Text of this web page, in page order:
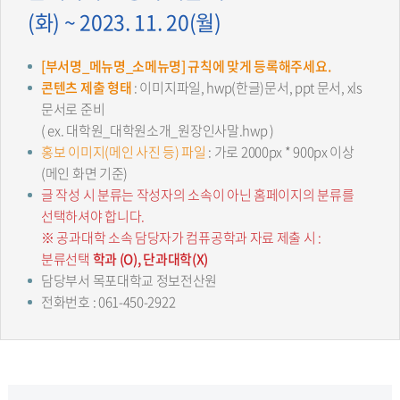
(화) ~ 2023. 11. 20(월)
[부서명_메뉴명_소메뉴명] 규칙에 맞게 등록해주세요.
콘텐츠 제출 형태: 이미지파일, hwp(한글)문서, ppt 문서, xls
문서로 준비
( ex. 대학원_대학원소개_원장인사말.hwp )
홍보 이미지(메인 사진 등) 파일 : 가로 2000px * 900px 이상
(메인 화면 기준)
글 작성 시 분류는 작성자의 소속이 아닌 홈페이지의 분류를
선택하셔야 합니다.
※ 공과대학 소속 담당자가 컴퓨공학과 자료 제출 시 :
분류선택 학과 (O), 단과대학(X)
담당부서 목포대학교 정보전산원
전화번호 : 061-450-2922